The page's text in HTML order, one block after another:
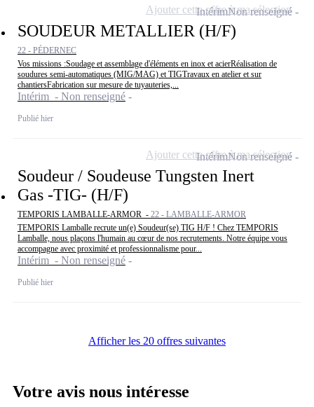
SOUDEUR METALLIER (H/F)
22 - PÉDERNEC
Vos missions :Soudage et assemblage d'éléments en inox et acierRéalisation de
soudures semi-automatiques (MIG/MAG) et TIGTravaux en atelier et sur
chantiersFabrication sur mesure de tuyauteries,...
Intérim - Non renseigné
Publié hier
IntérimNon renseigné
Ajouter cette offre à ma sélection
Soudeur / Soudeuse Tungsten Inert
Gas -TIG- (H/F)
TEMPORIS LAMBALLE-ARMOR - 22 - LAMBALLE-ARMOR
TEMPORIS Lamballe recrute un(e) Soudeur(se) TIG H/F ! Chez TEMPORIS
Lamballe, nous plaçons l'humain au cœur de nos recrutements. Notre équipe vous
accompagne avec proximité et professionnalisme pour...
Intérim - Non renseigné
Publié hier
IntérimNon renseigné
Ajouter cette offre à ma sélection
Afficher les 20 offres suivantes
Votre avis nous intéresse